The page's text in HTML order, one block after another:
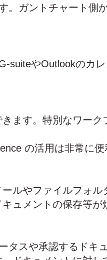
。ガントチャート側
suiteやOutlookのカレ
ます。特別なワーク
の活用は非常に便
ルやファイルフォル
ュメントの保存等が
タスや承認するドキ